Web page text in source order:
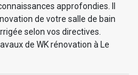
approfondies. Il
de votre salle de bain
selon vos directives.
de WK rénovation à Le